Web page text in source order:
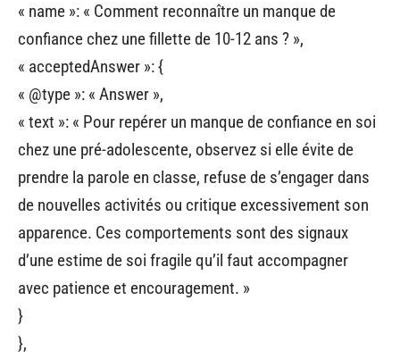
« name »: « Comment reconnaître un manque de
confiance chez une fillette de 10-12 ans ? »,
« acceptedAnswer »: {
« @type »: « Answer »,
« text »: « Pour repérer un manque de confiance en soi
chez une pré-adolescente, observez si elle évite de
prendre la parole en classe, refuse de s’engager dans
de nouvelles activités ou critique excessivement son
apparence. Ces comportements sont des signaux
d’une estime de soi fragile qu’il faut accompagner
avec patience et encouragement. »
}
},